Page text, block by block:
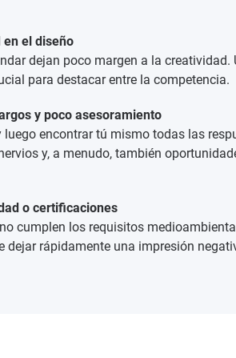
el diseño
dejan poco margen a la creatividad.
para destacar entre la competencia.
y poco asesoramiento
luego encontrar tú mismo todas las
y, a menudo, también
o certificaciones
cumplen los requisitos
dejar rápidamente una impresión